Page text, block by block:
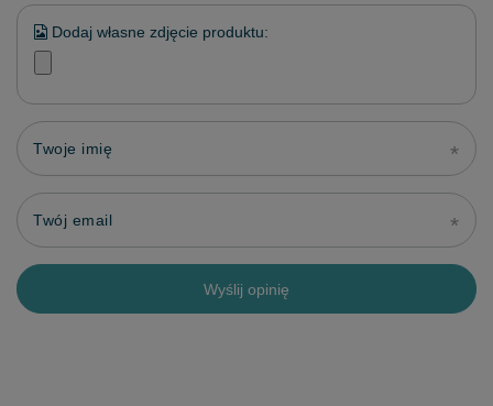
Dodaj własne zdjęcie produktu:
Twoje imię
Twój email
Wyślij opinię